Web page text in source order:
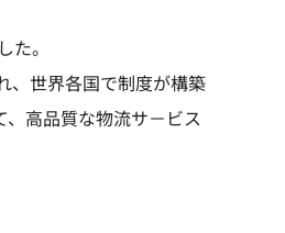
。
、世界各国で制度が構築
高品質な物流サ－ビス